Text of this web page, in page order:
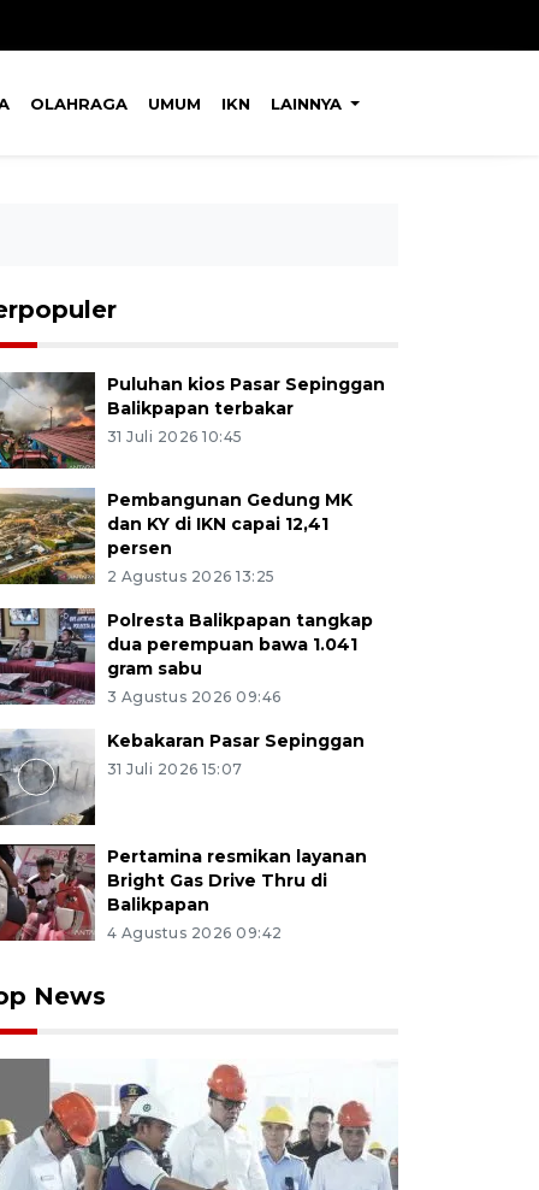
OLAHRAGA UMUM IKN LAINNYA
Puluhan kios Pasar Sepinggan
Balikpapan terbakar
31 Juli 2026 10:45
Pembangunan Gedung MK
dan KY di IKN capai 12,41
persen
2 Agustus 2026 13:25
Polresta Balikpapan tangkap
dua perempuan bawa 1.041
gram sabu
3 Agustus 2026 09:46
Kebakaran Pasar Sepinggan
31 Juli 2026 15:07
Pertamina resmikan layanan
Bright Gas Drive Thru di
Balikpapan
4 Agustus 2026 09:42
News